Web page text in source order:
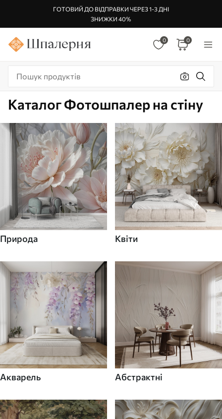
ГОТОВИЙ ДО ВІДПРАВКИ ЧЕРЕЗ 1-3 ДНІ
ЗНИЖКИ 40%
0 0
Каталог Фотошпалер на стіну
Природа Квіти
Акварель Абстрактні